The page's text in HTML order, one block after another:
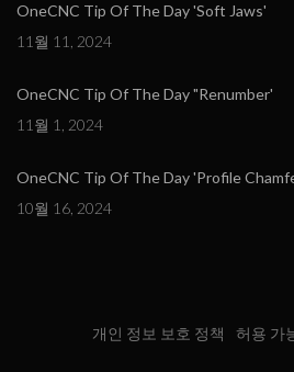
OneCNC Tip Of The Day 'Soft Jaws'
11월 11, 2024
OneCNC Tip Of The Day "Renumber'
11월 1, 2024
OneCNC Tip Of The Day 'Profile
10월 16, 2024
개인 정보 보호 정책 허용 가